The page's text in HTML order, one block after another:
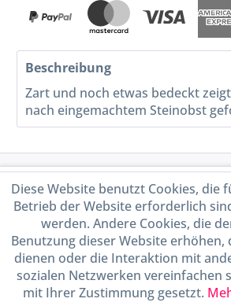
Beschreibung
Zart und noch etwas bedeckt
nach eingemachtem Steinobst
Service Hotline
Shop Service
Informationen
Handel mit BIO-Weinen
Diese Website benutzt Cookies, die
Betrieb der Website erforderlich
werden. Andere Cookies, die
Benutzung dieser Website
dienen oder die Interaktion mit
sozialen Netzwerken vereinfachen
mit Ihrer Zustimmung gesetzt.